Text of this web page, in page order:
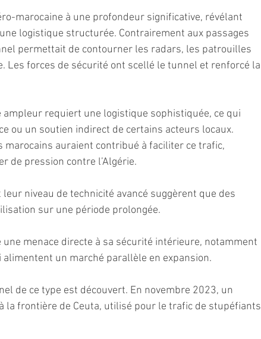
marocaine à une profondeur significative, révélant
logistique structurée. Contrairement aux passages
permettait de contourner les radars, les patrouilles
forces de sécurité ont scellé le tunnel et renforcé la
ampleur requiert une logistique sophistiquée, ce qui
ou un soutien indirect de certains acteurs locaux.
marocains auraient contribué à faciliter ce trafic,
de pression contre l’Algérie.
niveau de technicité avancé suggèrent que des
sur une période prolongée.
une menace directe à sa sécurité intérieure, notamment
un marché parallèle en expansion.
de ce type est découvert. En novembre 2023, un
la frontière de Ceuta, utilisé pour le trafic de stupéfiants